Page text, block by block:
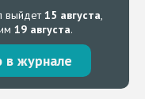
выйдет15 августа,
19 августа.
в журнале